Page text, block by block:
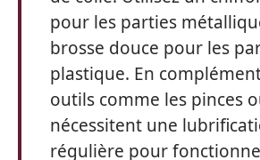
pour les parties
brosse douce pour les
plastique. En
outils comme les pinces
nécessitent une
régulière pour